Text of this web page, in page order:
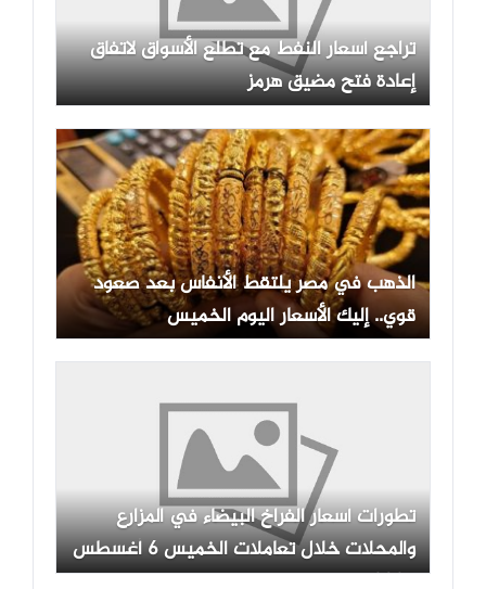
تراجع أسعار النفط مع تطلع الأسواق لاتفاق
إعادة فتح مضيق هرمز
الذهب في مصر يلتقط الأنفاس بعد صعود
قوي.. إليك الأسعار اليوم الخميس
تطورات أسعار الفراخ البيضاء في المزارع
والمحلات خلال تعاملات الخميس 6 أغسطس